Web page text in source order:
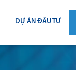
DỰ ÁN ĐẦU TƯ